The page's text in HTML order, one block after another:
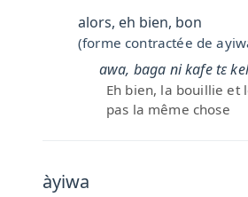
alors, eh bien, bon
(forme contractée de
awa, baga ni kafe tɛ
Eh bien, la bouillie et
pas la même chose
àyiwa